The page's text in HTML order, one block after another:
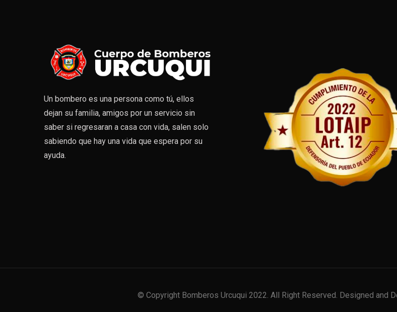
Un bombero es una persona como tú, ellos
dejan su familia, amigos por un servicio sin
saber si regresaran a casa con vida, salen solo
sabiendo que hay una vida que espera por su
ayuda.
© Copyright Bomberos Urcuqui 2022. All Right Reserved. Designed and